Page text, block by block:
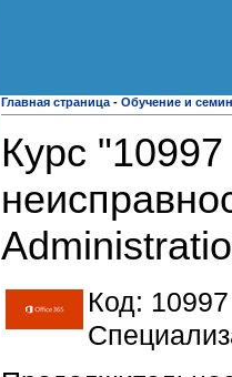
Главная страница - Обучение и
Курс
Код: 10997